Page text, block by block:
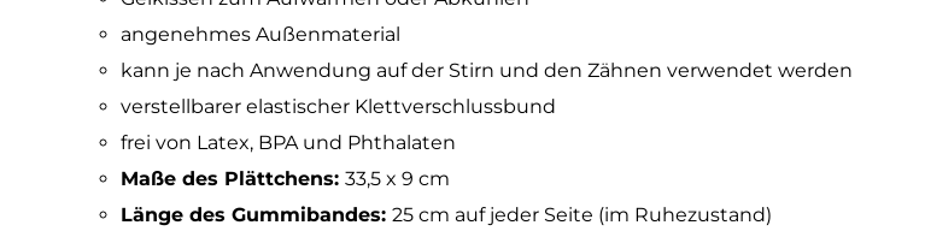
angenehmes Außenmaterial
kann je nach Anwendung auf der Stirn und den Zähnen verwendet werden
verstellbarer elastischer Klettverschlussbund
frei von Latex, BPA und Phthalaten
Maße des Plättchens: 33,5 x 9 cm
Länge des Gummibandes: 25 cm auf jeder Seite (im Ruhezustand)